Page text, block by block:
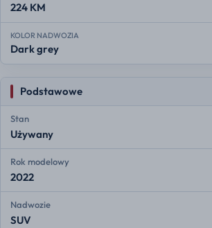
224 KM
KOLOR NADWOZIA
Dark grey
Podstawowe
Stan
Używany
Rok modelowy
2022
Nadwozie
SUV